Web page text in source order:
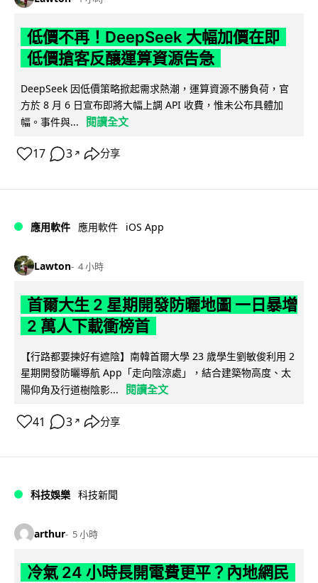
低價不再！DeepSeek 大幅加價在即
低價搶客反釀運算資源告急
DeepSeek 因低價策略掀起需求熱潮，運算資源不勝負荷，官
方於 8 月 6 日宣布即將大幅上調 API 收費，惟未公布具體加
幅。事件與...
閱讀全文
17 3 ↗ 分享
應用軟件 應用軟件 iOS App
Lawton 4 小時
首爾大生 2 星期開發防曬地圖 一日暴增
2 萬人下載衝榜首
【行路都要揀好有遮陰】南韓首爾大學 23 歲學生劉敏俊利用 2
星期開發防曬導航 App「走向陰涼處」，結合建築物高度、太
陽仰角及行道樹陰影...
閱讀全文
41 3 ↗ 分享
科技娛樂 科技新聞
arthur 5 小時
冷氣 24 小時長開電費更平？內地網民